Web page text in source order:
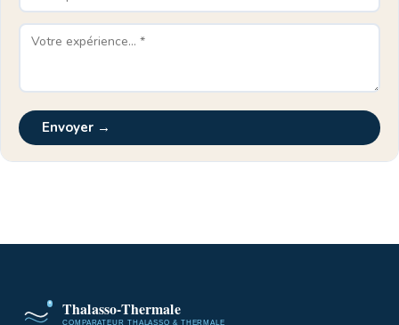
Envoyer →